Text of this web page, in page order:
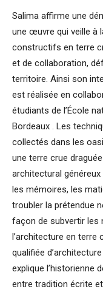
Salima affirme une
une œuvre qui veille à
constructifs en terre
et de collaboration,
territoire. Ainsi son
est réalisée en
étudiants de l’École
Bordeaux . Les
collectés dans les
une terre crue
architectural
les mémoires, les
troubler la prétendue
façon de subvertir les
l’architecture en terre
qualifiée
explique l’historienne
entre tradition écrite